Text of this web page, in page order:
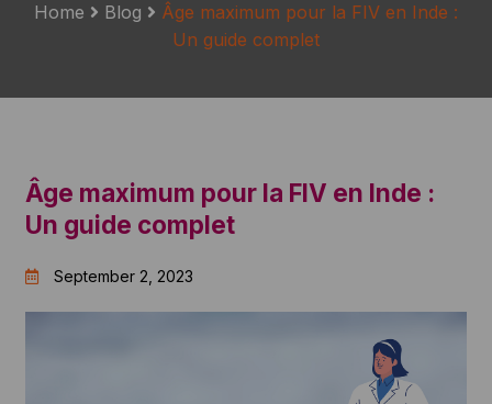
Home Blog
Âge maximum pour la FIV en Inde :
Un guide complet
Âge maximum pour la FIV en Inde :
Un guide complet
September 2, 2023